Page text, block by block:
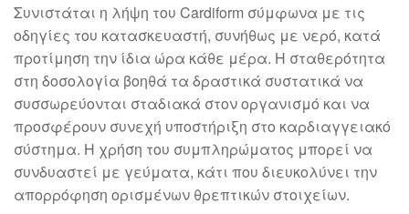
Συνιστάται η λήψη του Cardiform σύμφωνα με τις
οδηγίες του κατασκευαστή, συνήθως με νερό, κατά
προτίμηση την ίδια ώρα κάθε μέρα. Η σταθερότητα
στη δοσολογία βοηθά τα δραστικά συστατικά να
συσσωρεύονται σταδιακά στον οργανισμό και να
προσφέρουν συνεχή υποστήριξη στο καρδιαγγειακό
σύστημα. Η χρήση του συμπληρώματος μπορεί να
συνδυαστεί με γεύματα, κάτι που διευκολύνει την
απορρόφηση ορισμένων θρεπτικών στοιχείων.